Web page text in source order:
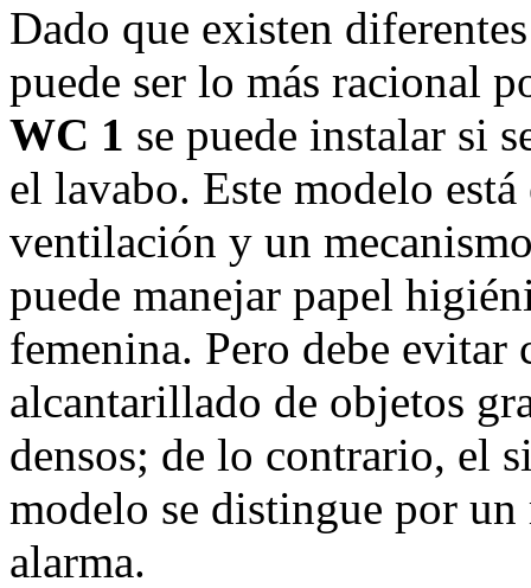
Dado que existen
puede ser lo más racional
WC 1 se puede instalar si
el lavabo. Este modelo
ventilación y un
puede manejar papel
femenina. Pero debe evitar
alcantarillado de objetos
densos; de lo contrario, el
modelo se distingue por
alarma.